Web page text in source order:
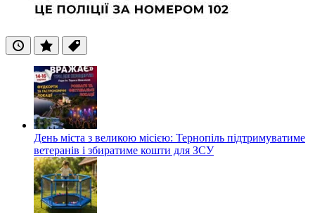
ОстанніПопулярні
Теги
День міста з великою місією: Тернопіль підтримуватиме
ветеранів і збиратиме кошти для ЗСУ